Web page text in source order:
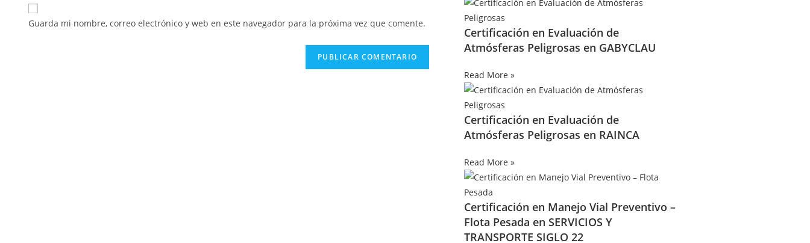
Guarda mi nombre, correo electrónico y web en este navegador para la próxima vez que comente.
Certificación en Evaluación de
Atmósferas Peligrosas en GABYCLAU
Read More »
Certificación en Evaluación de
Atmósferas Peligrosas en RAINCA
Read More »
Certificación en Manejo Vial Preventivo –
Flota Pesada en SERVICIOS Y
TRANSPORTE SIGLO 22